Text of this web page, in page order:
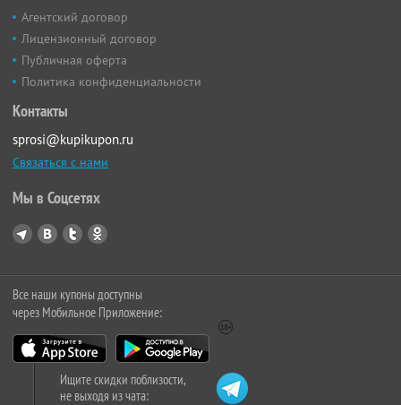
Агентский договор
Лицензионный договор
Публичная оферта
Политика конфиденциальности
Контакты
sprosi@kupikupon.ru
Связаться с нами
Мы в Соцсетях
Все наши купоны доступны
через Мобильное Приложение:
Ищите скидки поблизости,
не выходя из чата: